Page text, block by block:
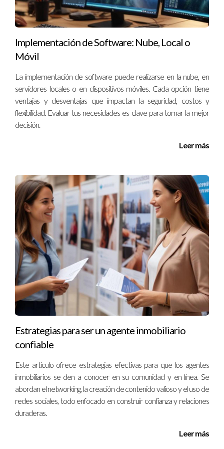
compradores interesados en casas "fixer-upper".
Consejos Útiles para Vender tu
Propiedad
pero con los consejos adecuados puedes hacerlo más fácil y
efectivo.
Conoce el Mercado:Investiga sobre precios similares
en tu área para establecer un precio competitivo.
Aunque algunos vendedores
prefieren vender "tal cual", pequeñas mejoras pueden
Trabaja con un Agente Inmobiliario:Un profesional
como Ignacio Valenzuela puede ofrecerte
asesoramiento valioso y ayudarte a navegar por el
proceso.
Sé Flexible:
Estar dispuesto a negociar puede abrirte
puertas a mejores ofertas.
Comunica tus Motivaciones:Ser honesto sobre por
qué estás vendiendo puede generar empatía y facilitar
negociaciones más fluidas.
Preguntas Frecuentes
¿Cuánto tiempo toma vender una propiedad?
mercado local y otros factores como el precio y la condición
muchos vendedores logran cerrar ventas en menos de tres
meses.
¿Debería hacer reparaciones antes de vender?
inmobiliario local. Si bien algunas reparaciones pueden
Implementación de Software: Nube, Local o
Móvil
La implementación de software puede realizarse en la nube, en
servidores locales o en dispositivos móviles. Cada opción tiene
ventajas y desventajas que impactan la seguridad, costos y
flexibilidad. Evaluar tus necesidades es clave para tomar la mejor
decisión.
Leer más
Estrategias para ser un agente inmobiliario
confiable
Este artículo ofrece estrategias efectivas para que los agentes
inmobiliarios se den a conocer en su comunidad y en línea. Se
abordan el networking, la creación de contenido valioso y el uso de
redes sociales, todo enfocado en construir confianza y relaciones
duraderas.
Leer más